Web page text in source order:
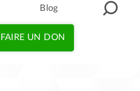
Blog
FAIRE UN DON